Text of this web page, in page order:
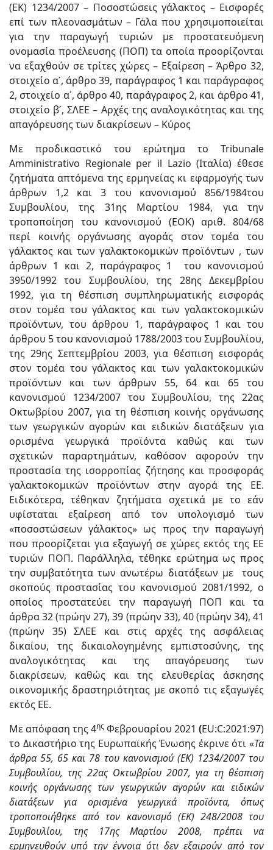
(ΕΚ) 1234/2007 – Ποσοστώσεις γάλακτος – Εισφορές
επί των πλεονασμάτων – Γάλα που χρησιμοποιείται
για την παραγωγή τυριών με προστατευόμενη
ονομασία προέλευσης (ΠΟΠ) τα οποία προορίζονται
να εξαχθούν σε τρίτες χώρες – Εξαίρεση – Άρθρο 32,
στοιχείο αʹ, άρθρο 39, παράγραφος 1 και παράγραφος
2, στοιχείο αʹ, άρθρο 40, παράγραφος 2, και άρθρο 41,
στοιχείο βʹ, ΣΛΕΕ – Αρχές της αναλογικότητας και της
απαγόρευσης των διακρίσεων – Κύρος
Με προδικαστικό του ερώτημα το Tribunale
Amministrativo Regionale per il Lazio (Ιταλία) έθεσε
ζητήματα απτόμενα της ερμηνείας κι εφαρμογής των
άρθρων 1,2 και 3 του κανονισμού 856/1984του
Συμβουλίου, της 31ης Μαρτίου 1984, για την
τροποποίηση του κανονισμού (ΕΟΚ) αριθ. 804/68
περί κοινής οργάνωσης αγοράς στον τομέα του
γάλακτος και των γαλακτοκομικών προϊόντων , των
άρθρων 1 και 2, παράγραφος 1 του κανονισμού
3950/1992 του Συμβουλίου, της 28ης Δεκεμβρίου
1992, για τη θέσπιση συμπληρωματικής εισφοράς
στον τομέα του γάλακτος και των γαλακτοκομικών
προϊόντων, του άρθρου 1, παράγραφος 1 και του
άρθρου 5 του κανονισμού 1788/2003 του Συμβουλίου,
της 29ης Σεπτεμβρίου 2003, για θέσπιση εισφοράς
στον τομέα του γάλακτος και των γαλακτοκομικών
προϊόντων και των άρθρων 55, 64 και 65 του
κανονισμού 1234/2007 του Συμβουλίου, της 22ας
Οκτωβρίου 2007, για τη θέσπιση κοινής οργάνωσης
των γεωργικών αγορών και ειδικών διατάξεων για
ορισμένα γεωργικά προϊόντα καθώς και των
σχετικών παραρτημάτων, καθόσον αφορούν την
προστασία της ισορροπίας ζήτησης και προσφοράς
γαλακτοκομικών προϊόντων στην αγορά της ΕΕ.
Ειδικότερα, τέθηκαν ζητήματα σχετικά με το εάν
υφίσταται εξαίρεση από τον υπολογισμό των
«ποσοστώσεων γάλακτος» ως προς την παραγωγή
που προορίζεται για εξαγωγή σε χώρες εκτός της ΕΕ
τυριών ΠΟΠ. Παράλληλα, τέθηκε ερώτημα ως προς
την συμβατότητα των ανωτέρω διατάξεων με τους
σκοπούς προστασίας του κανονισμού 2081/1992, ο
οποίος προστατεύει την παραγωγή ΠΟΠ και τα
άρθρα 32 (πρώην 27), 39 (πρώην 33), 40 (πρώην 34), 41
(πρώην 35) ΣΛΕΕ και στις αρχές της ασφάλειας
δικαίου, της δικαιολογημένης εμπιστοσύνης, της
αναλογικότητας και της απαγόρευσης των
διακρίσεων, καθώς και της ελευθερίας άσκησης
οικονομικής δραστηριότητας με σκοπό τις εξαγωγές
εκτός ΕΕ.
Με απόφαση της 4ης Φεβρουαρίου 2021 (EU:C:2021:97)
το Δικαστήριο της Ευρωπαϊκής Ένωσης έκρινε ότι «Τα
άρθρα 55, 65 και 78 του κανονισμού (ΕΚ) 1234/2007 του
Συμβουλίου, της 22ας Οκτωβρίου 2007, για τη θέσπιση
κοινής οργάνωσης των γεωργικών αγορών και ειδικών
διατάξεων για ορισμένα γεωργικά προϊόντα, όπως
τροποποιήθηκε από τον κανονισμό (ΕΚ) 248/2008 του
Συμβουλίου, της 17ης Μαρτίου 2008, πρέπει να
ερμηνευθούν υπό την έννοια ότι δεν εξαιρούν από τον